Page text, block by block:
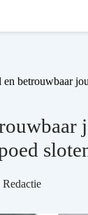
en betrouwbaar
Redactie